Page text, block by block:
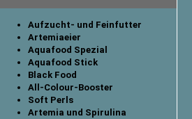
Aufzucht- und Feinfutter
Artemiaeier
Aquafood Spezial
Aquafood Stick
B lack Food
All-Colour-Booster
Soft Perls
Artemia und Spirulina